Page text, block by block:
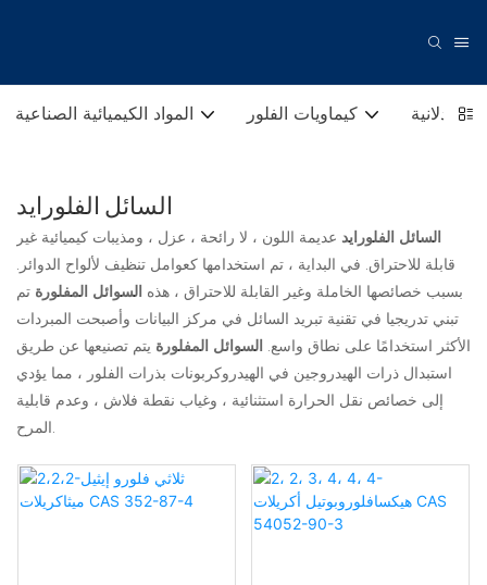
المواد الكيميائية الصناعية كيماويات الفلور الصيدلانية
السائل الفلورايد
السائل الفلورايد عديمة اللون ، لا رائحة ، عزل ، ومذيبات كيميائية غير
قابلة للاحتراق. في البداية ، تم استخدامها كعوامل تنظيف لألواح الدوائر.
بسبب خصائصها الخاملة وغير القابلة للاحتراق ، هذه السوائل المفلورة تم
تبني تدريجيا في تقنية تبريد السائل في مركز البيانات وأصبحت المبردات
الأكثر استخدامًا على نطاق واسع. السوائل المفلورة يتم تصنيعها عن طريق
استبدال ذرات الهيدروجين في الهيدروكربونات بذرات الفلور ، مما يؤدي
إلى خصائص نقل الحرارة استثنائية ، وغياب نقطة فلاش ، وعدم قابلية
المرح.